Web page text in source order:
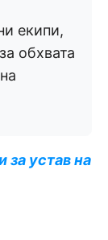
екипи,
обхвата
за устав на